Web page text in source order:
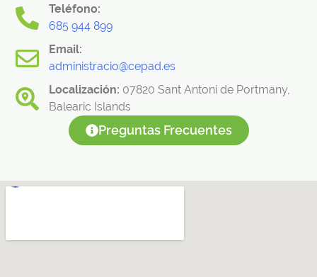
Teléfono:
685 944 899
Email:
administracio@cepad.es
Localización: 07820 Sant Antoni de Portmany,
Balearic Islands
Preguntas Frecuentes